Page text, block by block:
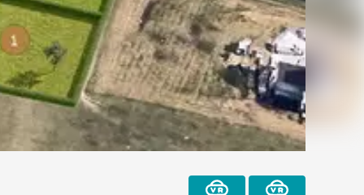
recevoir
Partager